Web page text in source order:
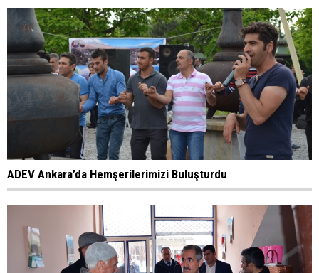
ADEV Ankara’da Hemşerilerimizi Buluşturdu